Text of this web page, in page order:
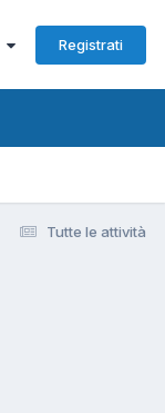
Registrati
Tutte le attività